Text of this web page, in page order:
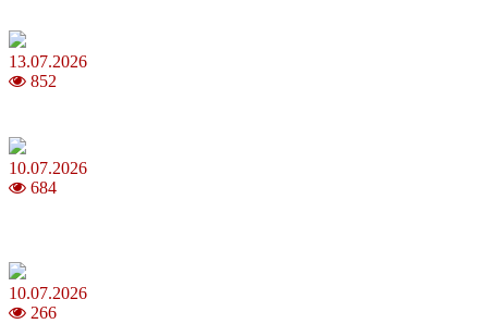
13.07.2026
852
10.07.2026
684
10.07.2026
266